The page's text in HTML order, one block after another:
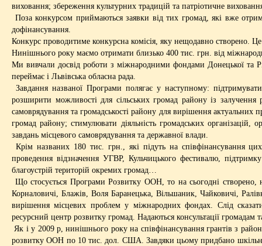
виховання; збереження культурних традицій та патріотичне
Поза конкурсом приймаються заявки від тих громад, які вже
дофінансування.
Конкурс проводитиме конкурсна комісія, яку нещодавно створено. Це
Нинішнього року маємо отримати близько 400 тис. грн. від
Ми вивчали досвід роботи з міжнародними фондами Донецької та
переймає і Львівська обласна рада.
Завдання названої Програми полягає у наступному:
розширити можливості для сільських громад району із залучення
самоврядування та громадськості району для вирішення актуальних
громад району; стимулювати діяльність громадських організацій,
завдань місцевого самоврядування та державної влади.
Крім названих 180 тис. грн., які підуть на співфінансування
проведення відзначення УГВР, Кульчицького фестивалю,
благоустрій територій окремих громад…
Що стосується Програми Розвитку ООН, то на сьогодні створено,
Корналовичі, Блажів, Воля Баранецька, Вільшаник, Чайковичі,
вирішення місцевих проблем у міжнародних фондах. Слід
ресурсний центр розвитку громад. Надаються консультації
Як і у 2009 р, нинішнього року на співфінансування грантів з
розвитку ООН по 10 тис. дол. США. Завдяки цьому придбано